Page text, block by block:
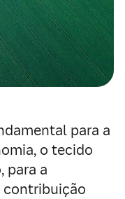
para a
o tecido
para a
contribuição